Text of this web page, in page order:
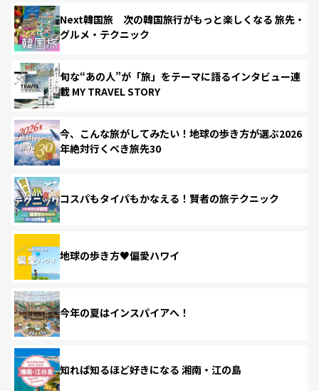
Next韓国旅 次の韓国旅行がもっと楽しくなる 旅先・
グルメ・テクニック
旬な“あの人”が「旅」をテーマに語るインタビュー連
載 MY TRAVEL STORY
今、こんな旅がしてみたい！地球の歩き方が選ぶ2026
年絶対行くべき旅先30
コスパもタイパもかなえる！賢者の旅テクニック
地球の歩き方♥偏愛ハワイ
今年の夏はインスパイアへ！
知れば知るほど好きになる 湘南・江の島